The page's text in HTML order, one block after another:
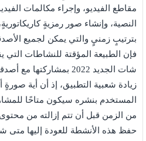
مقاطع الفيديو، وإجراء مكالمات
النصية، وإنشاء صور رمزيةٍ
بترتيبٍ زمنيٍ والتي يمكن لجميع
فإن الطبيعة المؤقتة للنشاطات
شات الجديد 2022
زيادة شعبية التطبيق، إذ أن أية
المستخدم بنشره سيكون متاحًا
من الزمن قبل أن تتم إزالته من محتوى
حفظ هذه الأنشطة للعودة إليها متى